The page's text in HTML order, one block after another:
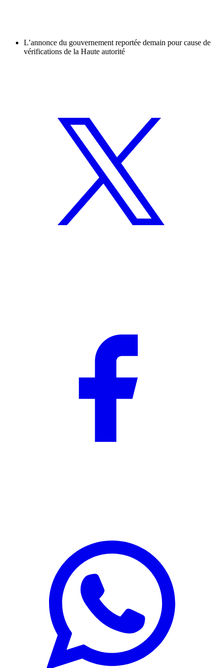
L’annonce du gouvernement reportée demain pour cause de
vérifications de la Haute autorité